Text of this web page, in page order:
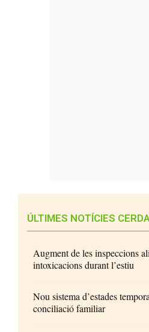
ÚLTIMES NOTÍCIES
Augment de les inspeccions
intoxicacions durant l’estiu
Nou sistema d’estades
conciliació familiar